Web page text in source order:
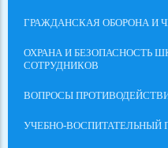
ГРАЖДАНСКАЯ ОБОРОНА И
ОХРАНА И БЕЗОПАСНОСТЬ
СОТРУДНИКОВ
ВОПРОСЫ
УЧЕБНО-ВОСПИТАТЕЛЬНЫЙ